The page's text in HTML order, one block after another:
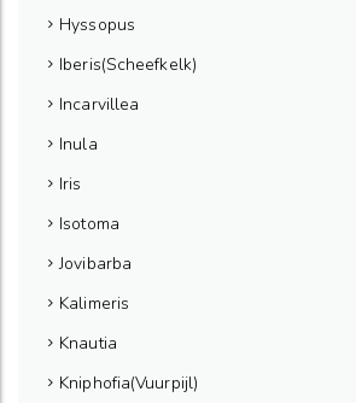
Hyssopus
Iberis(Scheefkelk)
Incarvillea
Inula
Iris
Isotoma
Jovibarba
Kalimeris
Knautia
Kniphofia(Vuurpijl)